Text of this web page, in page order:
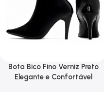
Bota Bico Fino Verniz Preto
Elegante e Confortável